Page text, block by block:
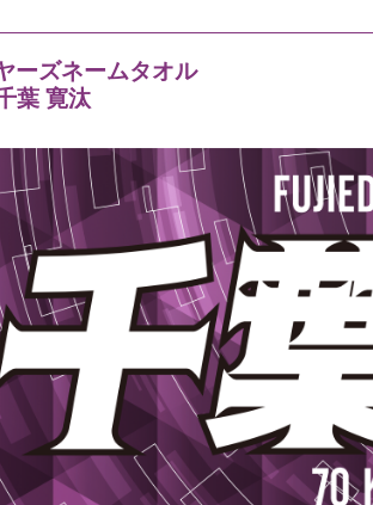
ーズネームタオル
葉 寛汰